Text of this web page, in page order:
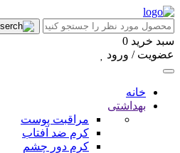
سبد خرید 0
عضویت / ورود
خانه
بهداشتی
مراقبت پوست
کرم ضد آفتاب
کرم دور چشم